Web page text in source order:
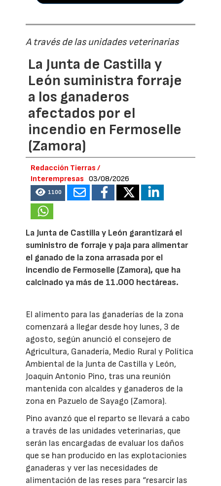
A través de las unidades veterinarias
La Junta de Castilla y
León suministra forraje
a los ganaderos
afectados por el
incendio en Fermoselle
(Zamora)
Redacción Tierras /
Interempresas
03/08/2026
1100
La Junta de Castilla y León garantizará el
suministro de forraje y paja para alimentar
el ganado de la zona arrasada por el
incendio de Fermoselle (Zamora), que ha
calcinado ya más de 11.000 hectáreas.
El alimento para las ganaderías de la zona
comenzará a llegar desde hoy lunes, 3 de
agosto, según anunció el consejero de
Agricultura, Ganadería, Medio Rural y Política
Ambiental de la Junta de Castilla y León,
Joaquín Antonio Pino, tras una reunión
mantenida con alcaldes y ganaderos de la
zona en Pazuelo de Sayago (Zamora).
Pino avanzó que el reparto se llevará a cabo
a través de las unidades veterinarias, que
serán las encargadas de evaluar los daños
que se han producido en las explotacionies
ganaderas y ver las necesidades de
alimentación de las reses para “resarcir las